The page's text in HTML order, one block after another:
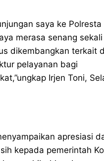
saya ke
merasa senang
dikembangkan terkait
pelayanan bagi
Irjen Toni,
apresiasi
kepada pemerintah